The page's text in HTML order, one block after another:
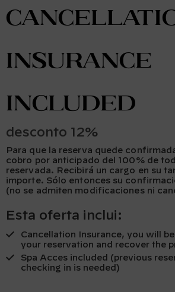
Insurance
included
desconto 12%
Para que la reserva quede
cobro por anticipado del 100% de
reservada. Recibirá un cargo en su
importe. Sólo entonces su
(no se admiten modificaciones ni
Esta oferta inclui:
Cancellation Insurance, you will
your reservation and recover the
Spa Acces included (previous
checking in is needed)